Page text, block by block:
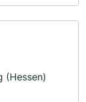
(Hessen)